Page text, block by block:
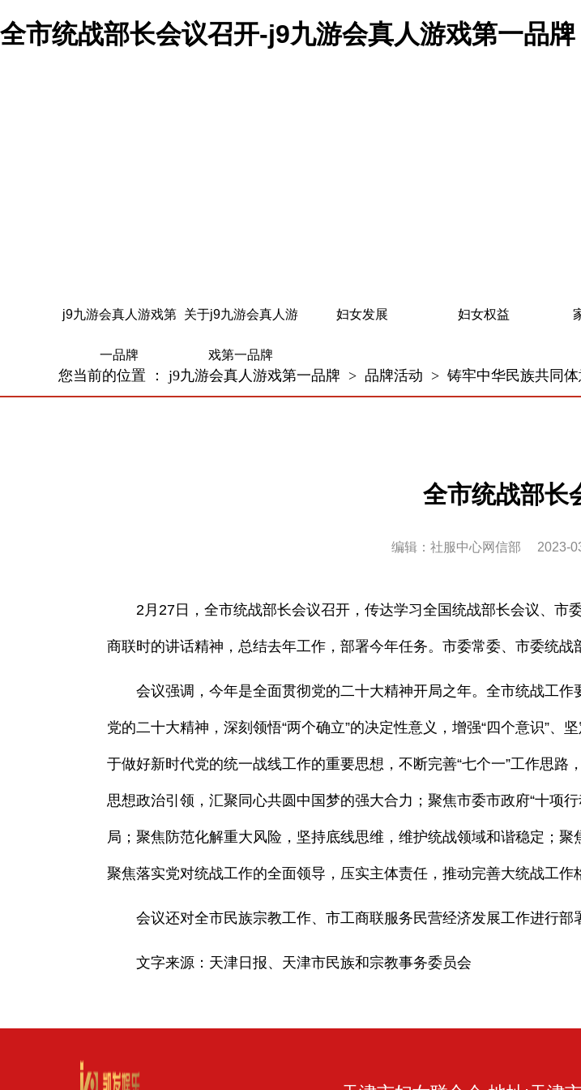
全市统战部长会议召开-j9九游会真人游戏第一品牌
j9九游会真人游戏第
一品牌
关于j9九游会真人游
戏第一品牌
妇女发展 妇女权益
您当前的位置 ： j9九游会真人游戏第一品牌 > 品牌活动 > 铸牢中华民族共同体
全市统战部长
编辑：社服中心网信部 2023-
2月27日，全市统战部长会议召开，传达学习全国统战部长会议、市
商联时的讲话精神，总结去年工作，部署今年任务。市委常委、市委统战
会议强调，今年是全面贯彻党的二十大精神开局之年。全市统战工作
党的二十大精神，深刻领悟“两个确立”的决定性意义，增强“四个意识”、
于做好新时代党的统一战线工作的重要思想，不断完善“七个一”工作思路
思想政治引领，汇聚同心共圆中国梦的强大合力；聚焦市委市政府“十项
局；聚焦防范化解重大风险，坚持底线思维，维护统战领域和谐稳定；
聚焦落实党对统战工作的全面领导，压实主体责任，推动完善大统战工作
会议还对全市民族宗教工作、市工商联服务民营经济发展工作进行部
文字来源：天津日报、天津市民族和宗教事务委员会